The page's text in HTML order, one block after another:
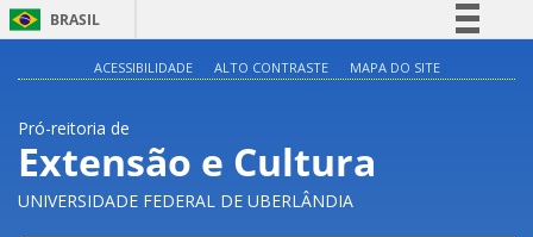
BRASIL
Acesso à informação
Legislação
ACESSIBILIDADE ALTO CONTRASTE MAPA DO SITE
Pró-reitoria de
Extensão e Cultura
UNIVERSIDADE FEDERAL DE UBERLÂNDIA